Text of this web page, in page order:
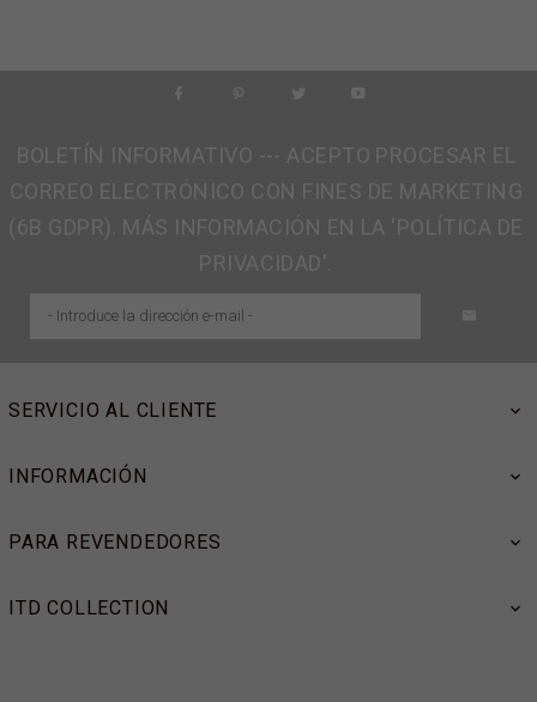
BOLETÍN INFORMATIVO --- ACEPTO PROCESAR EL
CORREO ELECTRÓNICO CON FINES DE MARKETING
(6B GDPR). MÁS INFORMACIÓN EN LA 'POLÍTICA DE
PRIVACIDAD'.
SERVICIO AL CLIENTE
INFORMACIÓN
PARA REVENDEDORES
ITD COLLECTION